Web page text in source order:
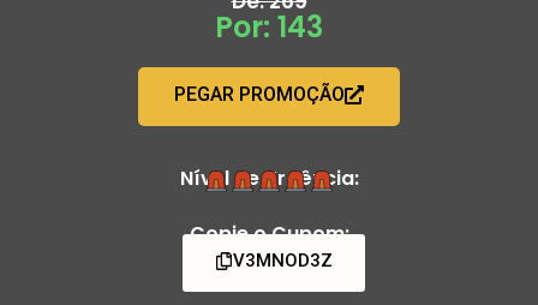
Por: 143
PEGAR PROMOÇÃO
Nível de Urgência:
Copie o Cupom:
V3MNOD3Z